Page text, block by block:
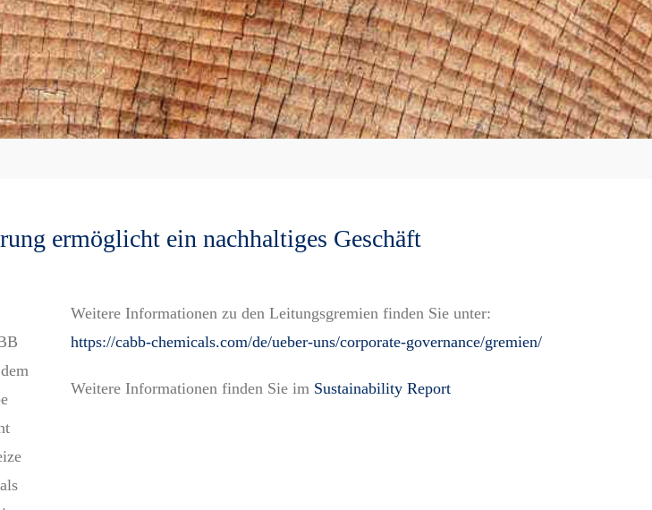
ermöglicht ein nachhaltiges Geschäft
Weitere Informationen zu den Leitungsgremien finden Sie unter:
https://cabb-chemicals.com/de/ueber-uns/corporate-governance/gremien/
Weitere Informationen finden Sie im Sustainability Report